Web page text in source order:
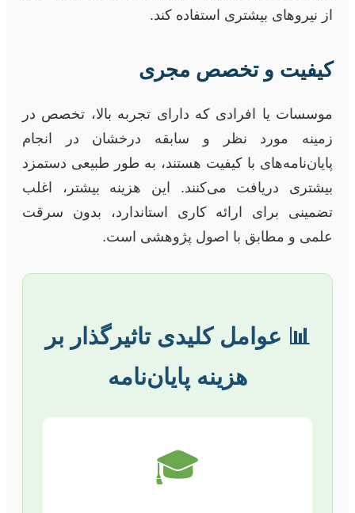
از نیروهای بیشتری استفاده کند.
کیفیت و تخصص مجری
موسسات یا افرادی که دارای تجربه بالا، تخصص در
زمینه مورد نظر و سابقه درخشان در انجام
پایان‌نامه‌های با کیفیت هستند، به طور طبیعی دستمزد
بیشتری دریافت می‌کنند. این هزینه بیشتر، اغلب
تضمینی برای ارائه کاری استاندارد، بدون سرقت
علمی و مطابق با اصول پژوهشی است.
📊 عوامل کلیدی تاثیرگذار بر
هزینه پایان‌نامه
🎓